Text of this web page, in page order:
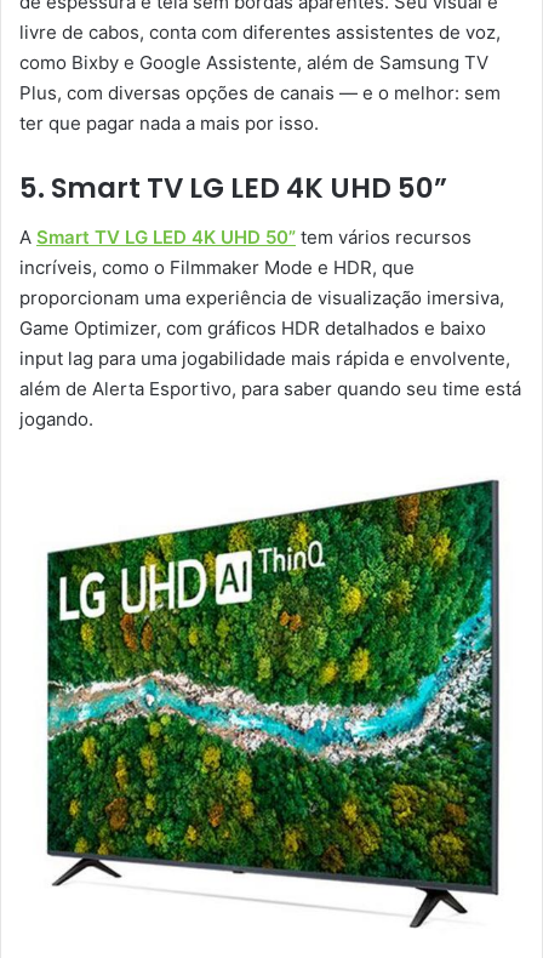
livre de cabos, conta com diferentes assistentes de voz,
como Bixby e Google Assistente, além de Samsung TV
Plus, com diversas opções de canais — e o melhor: sem
ter que pagar nada a mais por isso.
5. Smart TV LG LED 4K UHD 50”
A Smart TV LG LED 4K UHD 50” tem vários recursos
incríveis, como o Filmmaker Mode e HDR, que
proporcionam uma experiência de visualização imersiva,
Game Optimizer, com gráficos HDR detalhados e baixo
input lag para uma jogabilidade mais rápida e envolvente,
além de Alerta Esportivo, para saber quando seu time está
jogando.